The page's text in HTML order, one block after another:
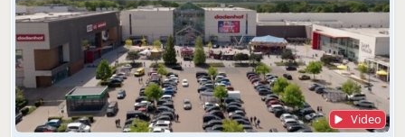
Video